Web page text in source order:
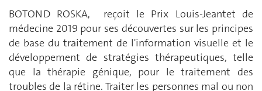
BOTOND ROSKA, reçoit le Prix Louis-Jeantet de
médecine 2019 pour ses découvertes sur les principes
de base du traitement de l'information visuelle et le
développement de stratégies thérapeutiques, telle
que la thérapie génique, pour le traitement des
troubles de la rétine. Traiter les personnes mal ou non